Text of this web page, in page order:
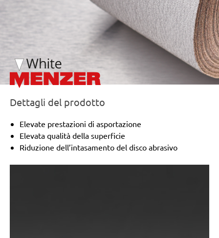
Dettagli del prodotto
Elevate prestazioni di asportazione
Elevata qualità della superficie
Riduzione dell’intasamento del disco abrasivo